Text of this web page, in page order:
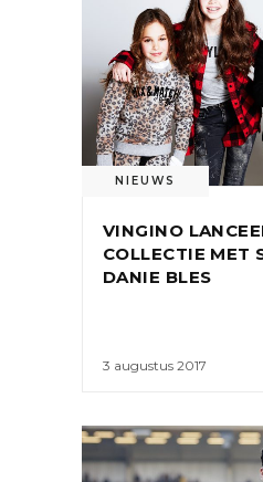
NIEUWS
VINGINO
COLLECTIE MET
DANIE BLES
3 augustus 2017